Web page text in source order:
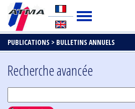
PUBLICATIONS > BULLETINS ANNUELS
Recherche avancée